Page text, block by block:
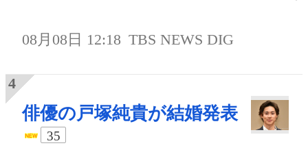
08月08日 12:18 TBS NEWS DIG
俳優の戸塚純貴が結婚発表
35